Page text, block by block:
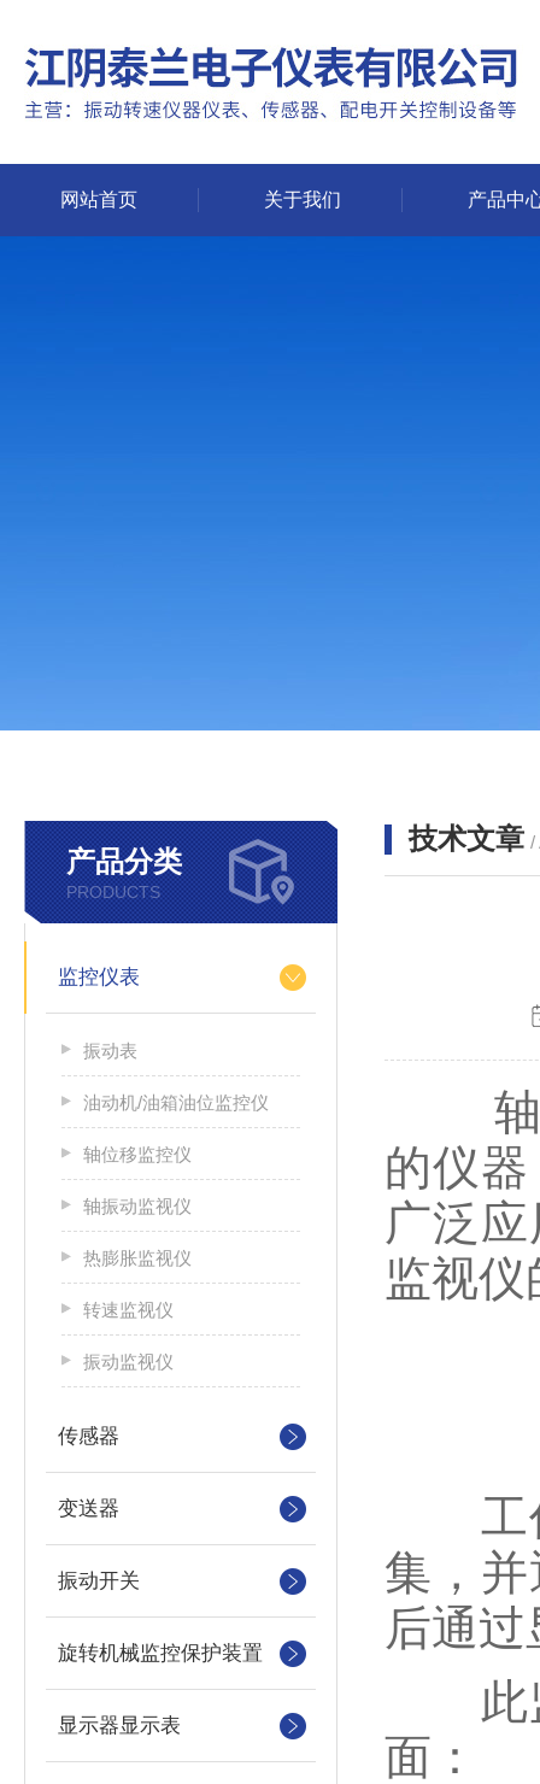
网站首页 关于我们 产品中
产品分类
PRODUCTS
监控仪表
振动表
油动机/油箱油位监控仪
轴位移监控仪
轴振动监视仪
热膨胀监视仪
转速监视仪
振动监视仪
传感器
变送器
振动开关
旋转机械监控保护装置
显示器显示表
技术文章 /
轴振
的仪
广泛
监视
工作
集，
后通
此监
面：